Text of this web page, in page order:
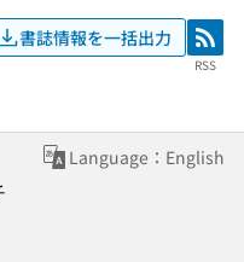
書誌情報を一括出力 RSS
RSS
Language：English